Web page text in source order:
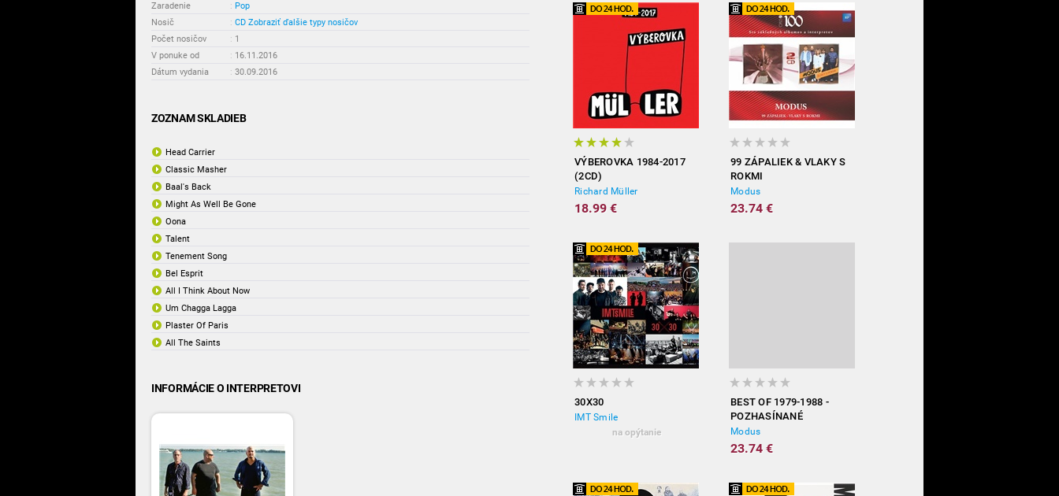
Zaradenie : Pop
Nosič
: CD Zobraziť ďalšie typy nosičov
Počet nosičov
: 1
V ponuke od
: 16.11.2016
Dátum vydania
: 30.09.2016
ZOZNAM SKLADIEB
Head Carrier
Classic Masher
Baal's Back
Might As Well Be Gone
Oona
Talent
Tenement Song
Bel Esprit
All I Think About Now
Um Chagga Lagga
Plaster Of Paris
All The Saints
INFORMÁCIE O INTERPRETOVI
VÝBEROVKA 1984-2017
(2CD)
Richard Müller
18.99 €
99 ZÁPALIEK & VLAKY S
ROKMI
Modus
23.74 €
30X30
IMT Smile
na opýtanie
BEST OF 1979-1988 -
POZHASÍNANÉ
Modus
23.74 €